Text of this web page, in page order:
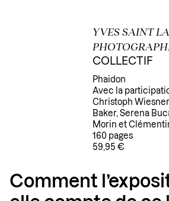
YVES SAINT
COLLECTIF
Phaidon
Avec la
Christoph
Baker, Serena
Morin et
160 pages
59,95 €
Comment